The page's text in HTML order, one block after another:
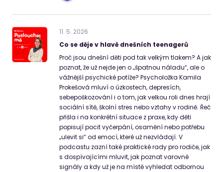
11. 5. 2026
Co se děje v hlavě dnešních teenagerů
Proč jsou dnešní děti pod tak velkým tlakem? A jak
poznat, že už nejde jen o „špatnou náladu“, ale o
vážnější psychické potíže? Psycholožka Kamila
Prokešová mluví o úzkostech, depresích,
sebepoškozování i o tom, jak velkou roli dnes hrají
sociální sítě, školní stres nebo vztahy v rodině. Řeč
přišla i na konkrétní situace z praxe, kdy děti
popisují pocit vyčerpání, osamění nebo potřebu
„ulevit si“ od emocí, které už nezvládají. V
podcastu zazní také praktické rady pro rodiče, jak
s dospívajícími mluvit, jak poznat varovné
signály a kdy už je na místě vyhledat odbornou